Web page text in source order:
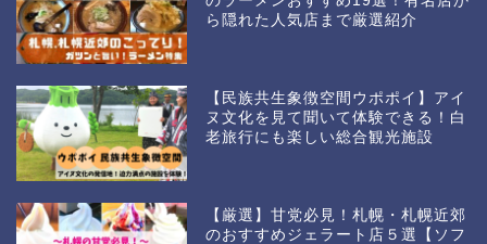
ら隠れた人気店まで厳選紹介
【民族共生象徴空間ウポポイ】アイ
ヌ文化を見て聞いて体験できる！白
老旅行にも楽しい総合観光施設
【厳選】甘党必見！札幌・札幌近郊
のおすすめジェラート店５選【ソフ